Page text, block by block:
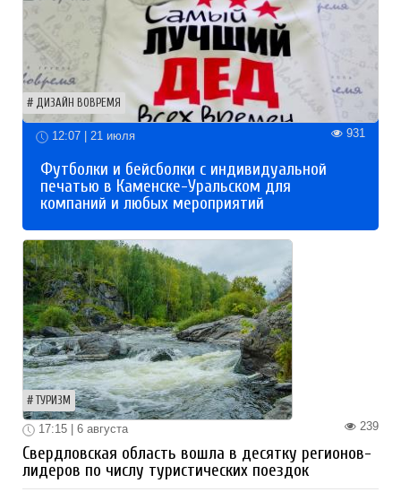
ДИЗАЙН ВОВРЕМЯ
12:07 | 21 июля 931
Футболки и бейсболки с индивидуальной
печатью в Каменске-Уральском для
компаний и любых мероприятий
ТУРИЗМ
239
17:15 | 6 августа
Свердловская область вошла в десятку регионов-
лидеров по числу туристических поездок